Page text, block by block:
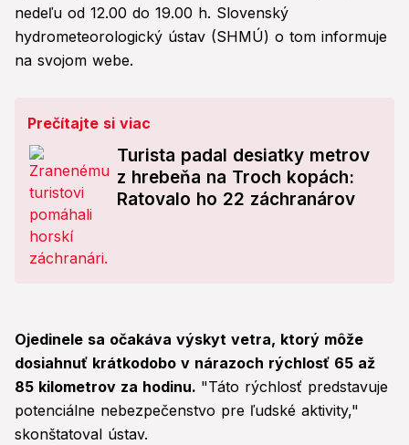
nedeľu od 12.00 do 19.00 h. Slovenský
hydrometeorologický ústav (SHMÚ) o tom informuje
na svojom webe.
Prečítajte si viac
Turista padal desiatky metrov
z hrebeňa na Troch kopách:
Ratovalo ho 22 záchranárov
Ojedinele sa očakáva výskyt vetra, ktorý môže
dosiahnuť krátkodobo v nárazoch rýchlosť 65 až
85 kilometrov za hodinu. "Táto rýchlosť predstavuje
potenciálne nebezpečenstvo pre ľudské aktivity,"
skonštatoval ústav.